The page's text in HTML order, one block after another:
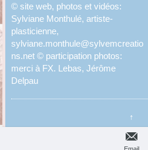
© site web, photos et vidéos:
Sylviane Monthulé, artiste-
plasticienne,
sylviane.monthule@sylvemcreatio
ns.net © participation photos:
merci à FX. Lebas, Jérôme
Delpau
↑